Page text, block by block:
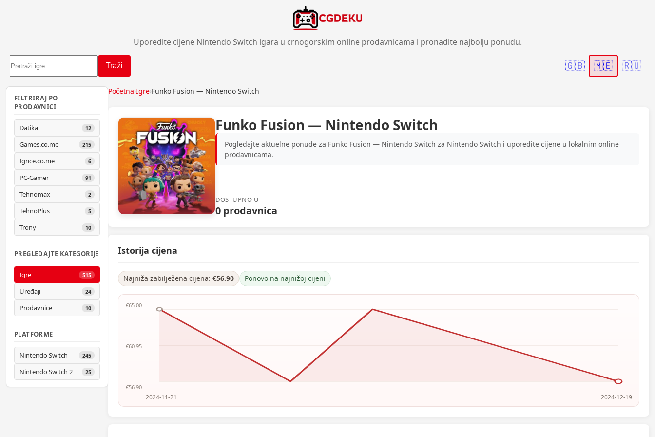
Uporedite cijene Nintendo Switch igara u crnogorskim online prodavnicama i pronađite najbolju ponudu.
Traži 🇬🇧 🇲🇪 🇷🇺
FILTRIRAJ PO
PRODAVNICI
Datika 12
Games.co.me 215
Igrice.co.me 6
PC-Gamer 91
Tehnomax 2
TehnoPlus 5
Trony 10
PREGLEDAJTE KATEGORIJE
Igre 515
Uređaji 24
Prodavnice 10
PLATFORME
Nintendo Switch 245
Nintendo Switch 2 25
Početna›Igre›Funko Fusion — Nintendo Switch
Funko Fusion — Nintendo Switch
Pogledajte aktuelne ponude za Funko Fusion — Nintendo Switch za Nintendo Switch i uporedite cijene u lokalnim online
prodavnicama.
DOSTUPNO U
0 prodavnica
Istorija cijena
Najniža zabilježena cijena: €56.90 Ponovo na najnižoj cijeni
€65.00
€60.95
€56.90
2024-11-21 2024-12-19